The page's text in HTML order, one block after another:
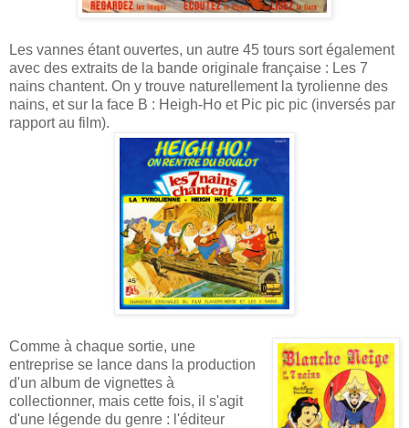
Les vannes étant ouvertes, un autre 45 tours sort également
avec des extraits de la bande originale française : Les 7
nains chantent. On y trouve naturellement la tyrolienne des
nains, et sur la face B : Heigh-Ho et Pic pic pic (inversés par
rapport au film).
Comme à chaque sortie, une
entreprise se lance dans la production
d'un album de vignettes à
collectionner, mais cette fois, il s'agit
d'une légende du genre : l'éditeur